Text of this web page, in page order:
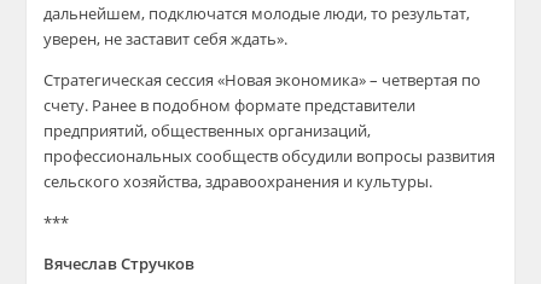
дальнейшем, подключатся молодые люди, то результат,
уверен, не заставит себя ждать».
Стратегическая сессия «Новая экономика» – четвертая по
счету. Ранее в подобном формате представители
предприятий, общественных организаций,
профессиональных сообществ обсудили вопросы развития
сельского хозяйства, здравоохранения и культуры.
***
Вячеслав Стручков